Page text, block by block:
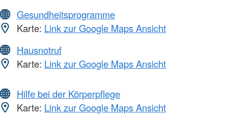
Gesundheitsprogramme
Karte: Link zur Google Maps Ansicht
Hausnotruf
Karte: Link zur Google Maps Ansicht
Hilfe bei der Körperpflege
Karte: Link zur Google Maps Ansicht